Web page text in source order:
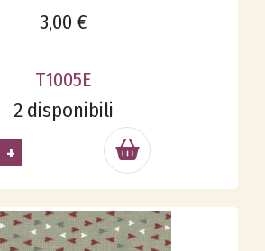
3,00 €
T1005E
2 disponibili
+